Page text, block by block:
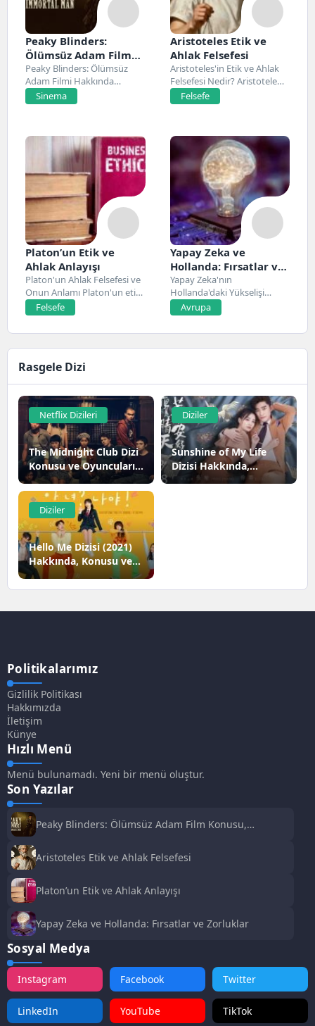
Peaky Blinders:
Ölümsüz Adam Film
Konusu, Oyuncuları
ve İnceleme
Peaky Blinders: Ölümsüz
Adam Filmi Hakkında
Netflix’te 20 Mart 2026...
Sinema
Aristoteles Etik ve
Ahlak Felsefesi
Aristoteles'in Etik ve Ahlak
Felsefesi Nedir? Aristoteles,
Antik Yunan felsefesinin...
Felsefe
Platon’un Etik ve
Ahlak Anlayışı
Platon'un Ahlak Felsefesi ve
Onun Anlamı Platon'un etik
ve ahlak...
Felsefe
Yapay Zeka ve
Hollanda: Fırsatlar ve
Zorluklar
Yapay Zeka'nın
Hollanda'daki Yükselişi
Hollanda, son yıllarda yapay
zeka alanında...
Avrupa
Rasgele Dizi
Netflix Dizileri
The Midnight Club Dizi
Konusu ve Oyuncuları |
Netflix
Diziler
Sunshine of My Life
Dizisi Hakkında,
Konusu ve Oyuncuları
Diziler
Hello Me Dizisi (2021)
Hakkında, Konusu ve
Oyuncuları
Politikalarımız
Gizlilik Politikası
Hakkımızda
İletişim
Künye
Hızlı Menü
Menü bulunamadı. Yeni bir menü oluştur.
Son Yazılar
Peaky Blinders: Ölümsüz Adam Film Konusu,
Aristoteles Etik ve Ahlak Felsefesi
Platon’un Etik ve Ahlak Anlayışı
Yapay Zeka ve Hollanda: Fırsatlar ve Zorluklar
Sosyal Medya
Instagram Facebook Twitter
LinkedIn YouTube TikTok